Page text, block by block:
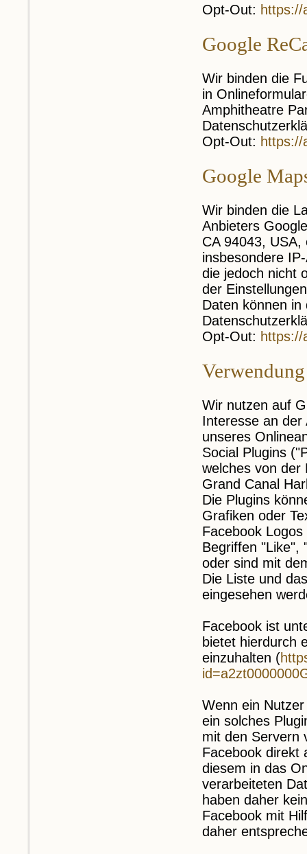
Opt-Out: https://
Google
Wir binden die
in
Amphitheatre
Opt-Out: https://
Google
Wir binden die
Anbieters
CA 94043,
insbesondere
die jedoch nicht
der
Daten können in
Opt-Out: https://
Wir nutzen auf
Interesse an der
unseres
Social Plugins
welches von der
Grand Canal
Die Plugins
Grafiken oder
Facebook
Begriffen "Like",
oder sind mit
Die Liste und
eingesehen
Facebook ist
bietet hierdurch
einzuhalten (
Wenn ein
ein solches
mit den Servern
Facebook direkt
diesem in das
verarbeiteten
haben daher
Facebook mit
daher